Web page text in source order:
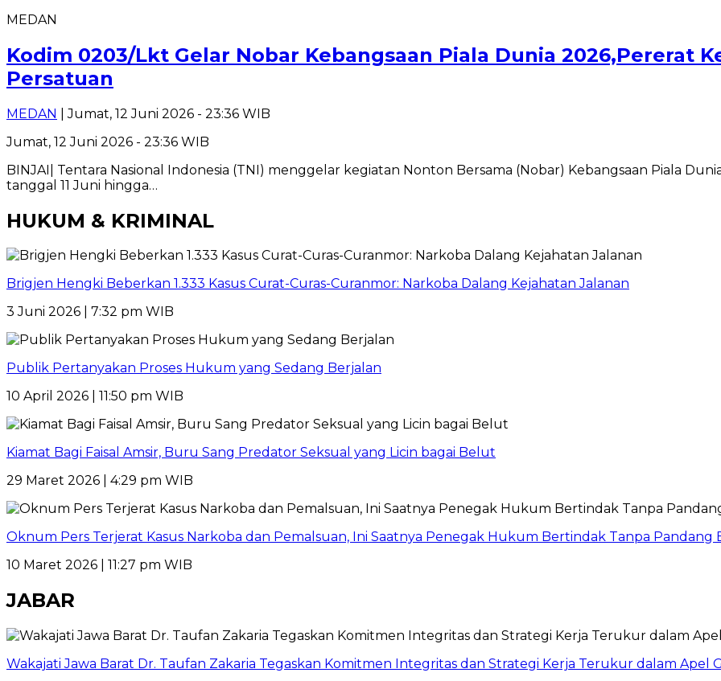
MEDAN
Kodim 0203/Lkt Gelar Nobar Kebangsaan Piala Dunia 2026,Pererat
Persatuan
MEDAN
| Jumat, 12 Juni 2026 - 23:36 WIB
Jumat, 12 Juni 2026 - 23:36 WIB
BINJAI| Tentara Nasional Indonesia (TNI) menggelar kegiatan Nonton Bersama (Nobar) Kebangsaan Piala
tanggal 11 Juni hingga…
HUKUM & KRIMINAL
Brigjen Hengki Beberkan 1.333 Kasus Curat-Curas-Curanmor: Narkoba Dalang Kejahatan Jalanan
3 Juni 2026 | 7:32 pm WIB
Publik Pertanyakan Proses Hukum yang Sedang Berjalan
10 April 2026 | 11:50 pm WIB
Kiamat Bagi Faisal Amsir, Buru Sang Predator Seksual yang Licin bagai Belut
29 Maret 2026 | 4:29 pm WIB
Oknum Pers Terjerat Kasus Narkoba dan Pemalsuan, Ini Saatnya Penegak Hukum Bertindak Tanpa Pandang
10 Maret 2026 | 11:27 pm WIB
JABAR
Wakajati Jawa Barat Dr. Taufan Zakaria Tegaskan Komitmen Integritas dan Strategi Kerja Terukur dalam Apel